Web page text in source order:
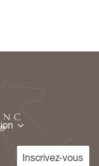
Inscrivez-vous